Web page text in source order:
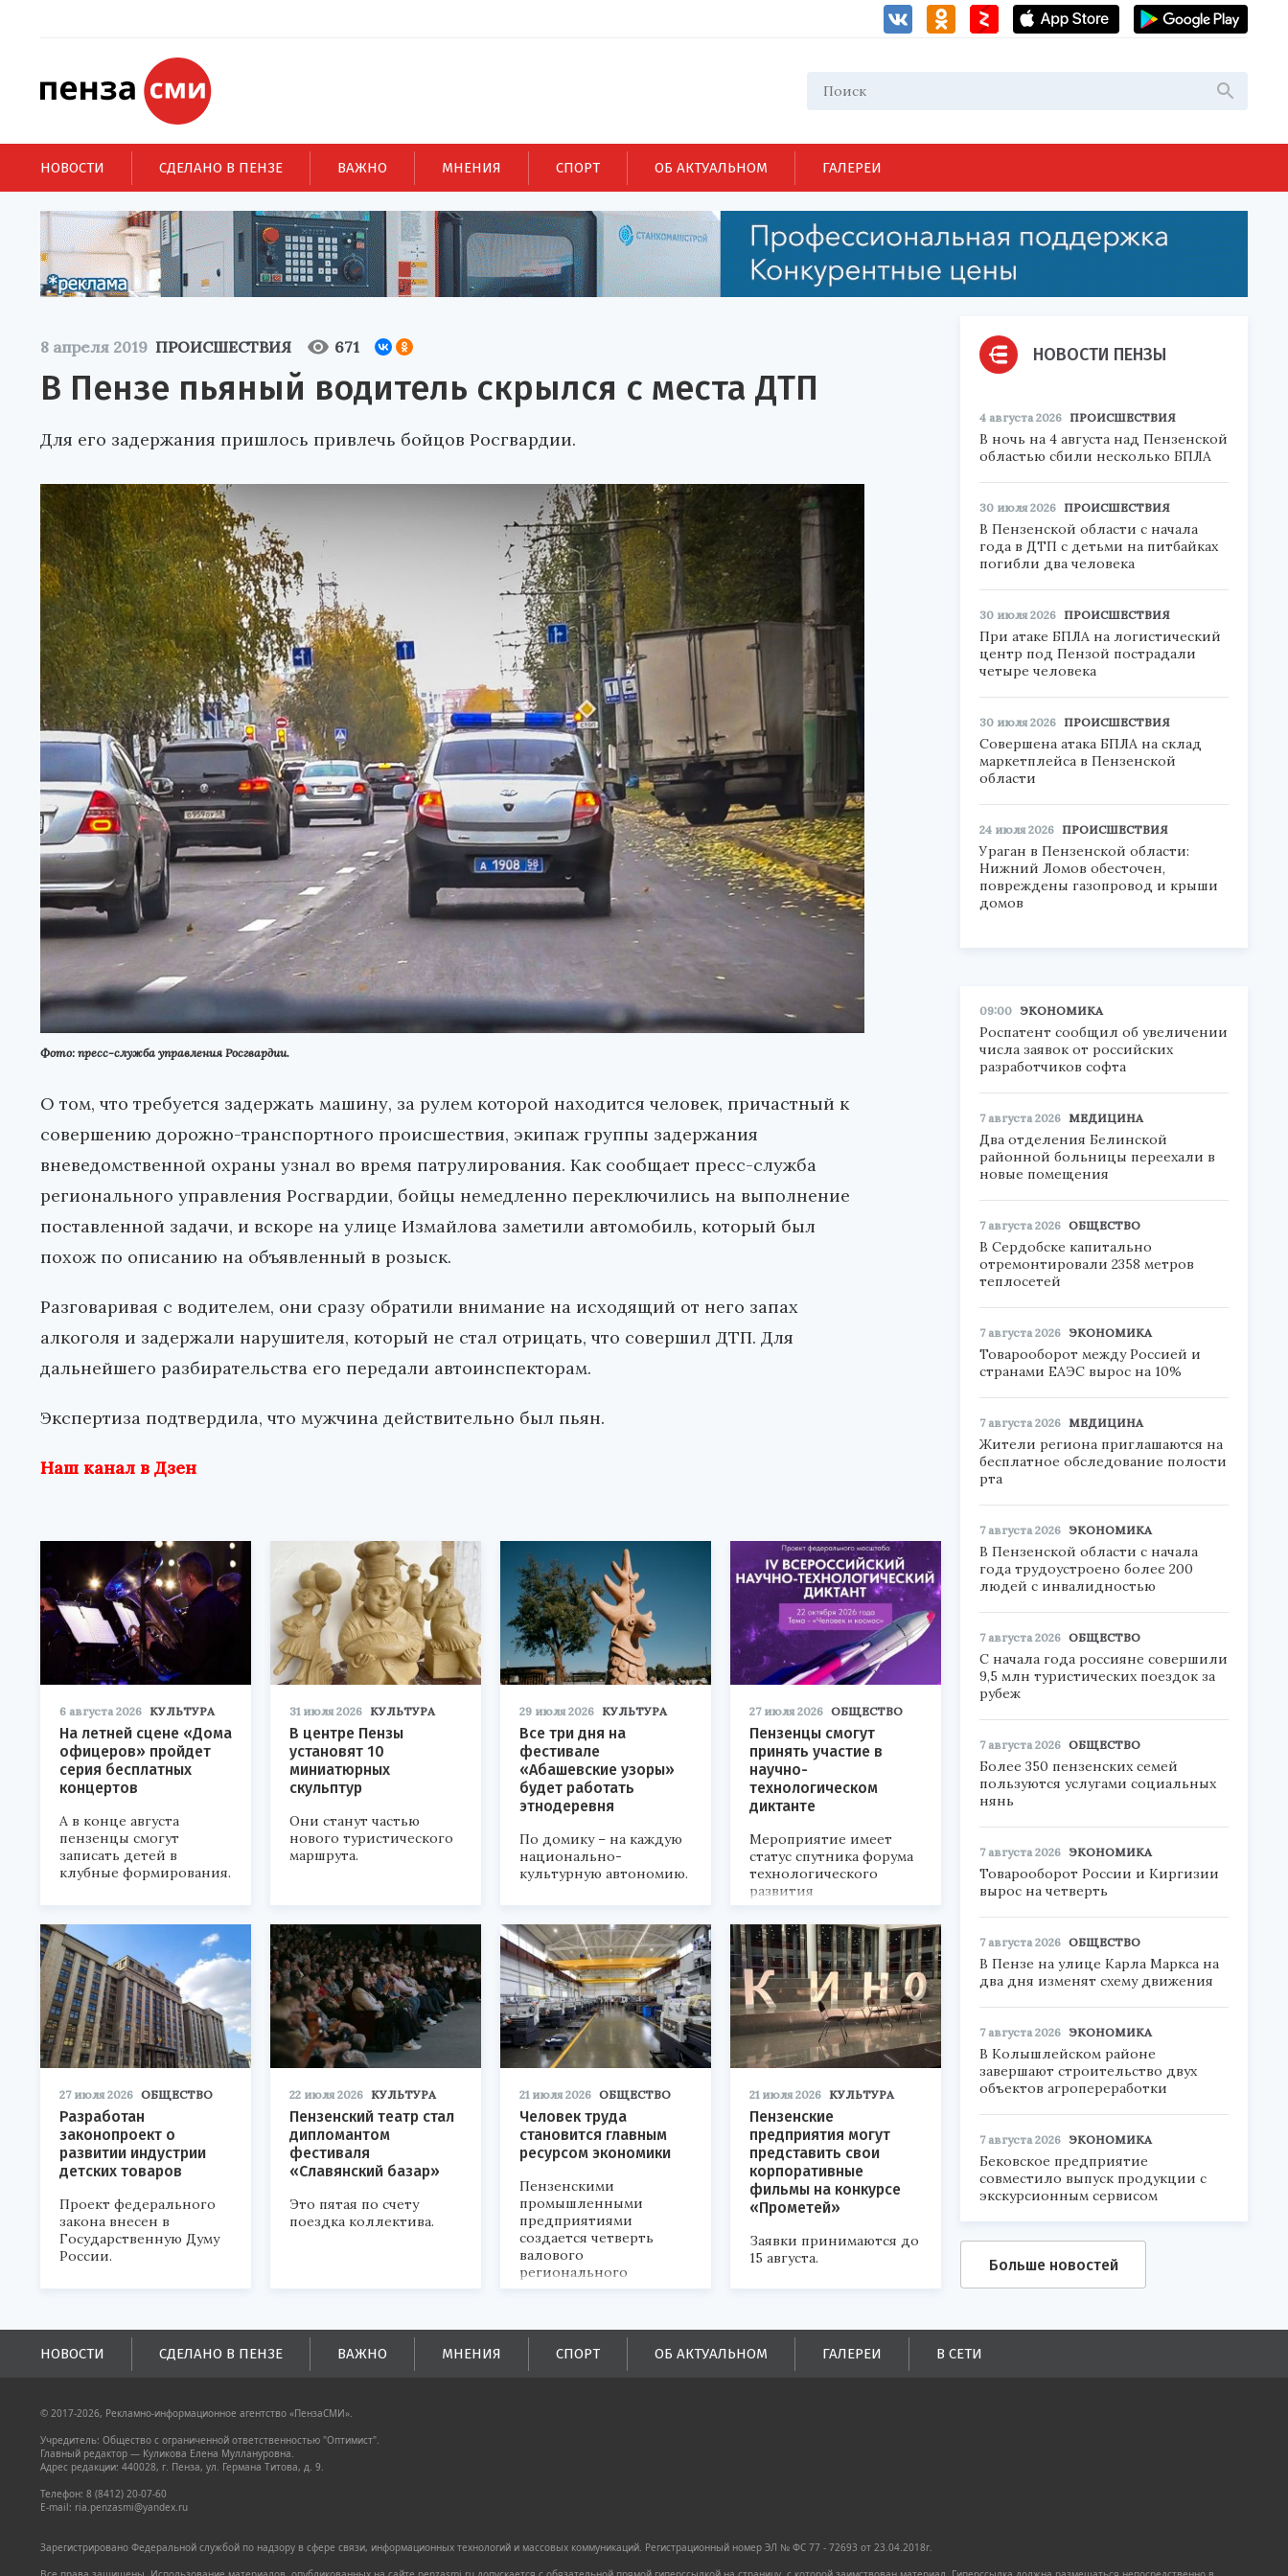
НОВОСТИ СДЕЛАНО В ПЕНЗЕ ВАЖНО МНЕНИЯ СПОРТ ОБ АКТУАЛЬНОМ ГАЛЕРЕИ
8 апреля 2019 ПРОИСШЕСТВИЯ 671
В Пензе пьяный водитель скрылся с места ДТП
Для его задержания пришлось привлечь бойцов Росгвардии.
Фото: пресс-служба управления Росгвардии.
О том, что требуется задержать машину, за рулем которой находится человек, причастный к
совершению дорожно-транспортного происшествия, экипаж группы задержания
вневедомственной охраны узнал во время патрулирования. Как сообщает пресс-служба
регионального управления Росгвардии, бойцы немедленно переключились на выполнение
поставленной задачи, и вскоре на улице Измайлова заметили автомобиль, который был
похож по описанию на объявленный в розыск.
Разговаривая с водителем, они сразу обратили внимание на исходящий от него запах
алкоголя и задержали нарушителя, который не стал отрицать, что совершил ДТП. Для
дальнейшего разбирательства его передали автоинспекторам.
Экспертиза подтвердила, что мужчина действительно был пьян.
Наш канал в Дзен
6 августа 2026 КУЛЬТУРА
На летней сцене «Дома
офицеров» пройдет
серия бесплатных
концертов
А в конце августа
пензенцы смогут
записать детей в
клубные формирования.
31 июля 2026 КУЛЬТУРА
В центре Пензы
установят 10
миниатюрных
скульптур
Они станут частью
нового туристического
маршрута.
29 июля 2026 КУЛЬТУРА
Все три дня на
фестивале
«Абашевские узоры»
будет работать
этнодеревня
По домику – на каждую
национально-
культурную автономию.
27 июля 2026 ОБЩЕСТВО
Пензенцы смогут
принять участие в
научно-
технологическом
диктанте
Мероприятие имеет
статус спутника форума
технологического
развития
«Технопром-2026».
27 июля 2026 ОБЩЕСТВО
Разработан
законопроект о
развитии индустрии
детских товаров
Проект федерального
закона внесен в
Государственную Думу
России.
22 июля 2026 КУЛЬТУРА
Пензенский театр стал
дипломантом
фестиваля
«Славянский базар»
Это пятая по счету
поездка коллектива.
21 июля 2026 ОБЩЕСТВО
Человек труда
становится главным
ресурсом экономики
Пензенскими
промышленными
предприятиями
создается четверть
валового
регионального
продукта и
поступлений в
бюджеты всех уровней.
21 июля 2026 КУЛЬТУРА
Пензенские
предприятия могут
представить свои
корпоративные
фильмы на конкурсе
«Прометей»
Заявки принимаются до
15 августа.
НОВОСТИ ПЕНЗЫ
4 августа 2026 ПРОИСШЕСТВИЯ
В ночь на 4 августа над Пензенской
областью сбили несколько БПЛА
30 июля 2026 ПРОИСШЕСТВИЯ
В Пензенской области с начала
года в ДТП с детьми на питбайках
погибли два человека
30 июля 2026 ПРОИСШЕСТВИЯ
При атаке БПЛА на логистический
центр под Пензой пострадали
четыре человека
30 июля 2026 ПРОИСШЕСТВИЯ
Совершена атака БПЛА на склад
маркетплейса в Пензенской
области
24 июля 2026 ПРОИСШЕСТВИЯ
Ураган в Пензенской области:
Нижний Ломов обесточен,
повреждены газопровод и крыши
домов
09:00 ЭКОНОМИКА
Роспатент сообщил об увеличении
числа заявок от российских
разработчиков софта
7 августа 2026 МЕДИЦИНА
Два отделения Белинской
районной больницы переехали в
новые помещения
7 августа 2026 ОБЩЕСТВО
В Сердобске капитально
отремонтировали 2358 метров
теплосетей
7 августа 2026 ЭКОНОМИКА
Товарооборот между Россией и
странами ЕАЭС вырос на 10%
7 августа 2026 МЕДИЦИНА
Жители региона приглашаются на
бесплатное обследование полости
рта
7 августа 2026 ЭКОНОМИКА
В Пензенской области с начала
года трудоустроено более 200
людей с инвалидностью
7 августа 2026 ОБЩЕСТВО
С начала года россияне совершили
9,5 млн туристических поездок за
рубеж
7 августа 2026 ОБЩЕСТВО
Более 350 пензенских семей
пользуются услугами социальных
нянь
7 августа 2026 ЭКОНОМИКА
Товарооборот России и Киргизии
вырос на четверть
7 августа 2026 ОБЩЕСТВО
В Пензе на улице Карла Маркса на
два дня изменят схему движения
7 августа 2026 ЭКОНОМИКА
В Колышлейском районе
завершают строительство двух
объектов агропереработки
7 августа 2026 ЭКОНОМИКА
Бековское предприятие
совместило выпуск продукции с
экскурсионным сервисом
Больше новостей
НОВОСТИ СДЕЛАНО В ПЕНЗЕ ВАЖНО МНЕНИЯ СПОРТ ОБ АКТУАЛЬНОМ ГАЛЕРЕИ В СЕТИ
© 2017-2026, Рекламно-информационное агентство «ПензаСМИ».
Учредитель: Общество с ограниченной ответственностью "Оптимист".
Главный редактор — Куликова Елена Муллануровна.
Адрес редакции: 440028, г. Пенза, ул. Германа Титова, д. 9.
Телефон: 8 (8412) 20-07-60
E-mail: ria.penzasmi@yandex.ru
Зарегистрировано Федеральной службой по надзору в сфере связи, информационных технологий и массовых коммуникаций. Регистрационный номер ЭЛ № ФС 77 - 72693 от 23.04.2018г.